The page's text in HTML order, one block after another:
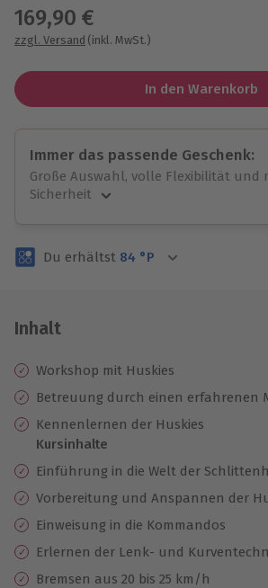
169,90 €
zzgl. Versand (inkl. MwSt.)
In den Warenkorb
Immer das passende Geschenk:
Große Auswahl, volle Flexibilität und
Sicherheit
Volle Flexibilität
3 Jahre gültig & verlängerbar.
Du erhältst 84 °P
Inhalt
Workshop mit Huskies
Betreuung durch einen erfahrenen
Kennenlernen der Huskies
Kursinhalte
Einführung in die Welt der
Vorbereitung und Anspannen der
Einweisung in die Kommandos
Erlernen der Lenk- und
Bremsen aus 20 bis 25 km/h